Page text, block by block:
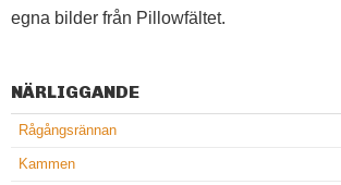
egna bilder från Pillowfältet.
NÄRLIGGANDE
Rågångsrännan
Kammen